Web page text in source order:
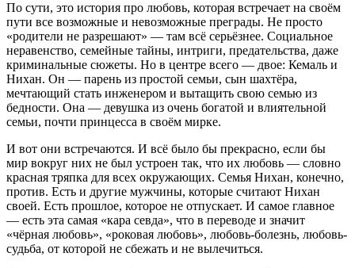
По сути, это история про любовь, которая встречает на своём
пути все возможные и невозможные преграды. Не просто
«родители не разрешают» — там всё серьёзнее. Социальное
неравенство, семейные тайны, интриги, предательства, даже
криминальные сюжеты. Но в центре всего — двое: Кемаль и
Нихан. Он — парень из простой семьи, сын шахтёра,
мечтающий стать инженером и вытащить свою семью из
бедности. Она — девушка из очень богатой и влиятельной
семьи, почти принцесса в своём мирке.
И вот они встречаются. И всё было бы прекрасно, если бы
мир вокруг них не был устроен так, что их любовь — словно
красная тряпка для всех окружающих. Семья Нихан, конечно,
против. Есть и другие мужчины, которые считают Нихан
своей. Есть прошлое, которое не отпускает. И самое главное
— есть эта самая «кара севда», что в переводе и значит
«чёрная любовь», «роковая любовь», любовь-болезнь, любовь-
судьба, от которой не сбежать и не вылечиться.